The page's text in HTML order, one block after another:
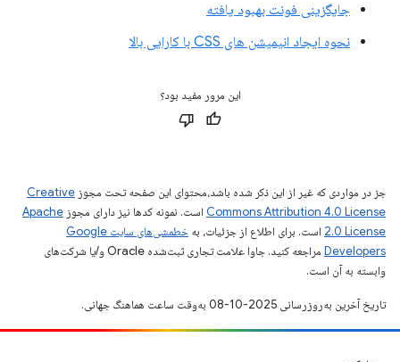
جایگزینی فونت بهبود یافته
نحوه ایجاد انیمیشن های CSS با کارایی بالا
این مرور مفید بود؟
جز در مواردی که غیر از این ذکر شده باشد،‌محتوای این صفحه تحت مجوز Creative
Commons Attribution 4.0 License است. نمونه کدها نیز دارای مجوز Apache
2.0 License است. برای اطلاع از جزئیات، به
خطمشی‌های سایت Google
Developers‏
مراجعه کنید. جاوا علامت تجاری ثبت‌شده Oracle و/یا شرکت‌های
وابسته به آن است.
تاریخ آخرین به‌روزرسانی 2025-10-08 به‌وقت ساعت هماهنگ جهانی.